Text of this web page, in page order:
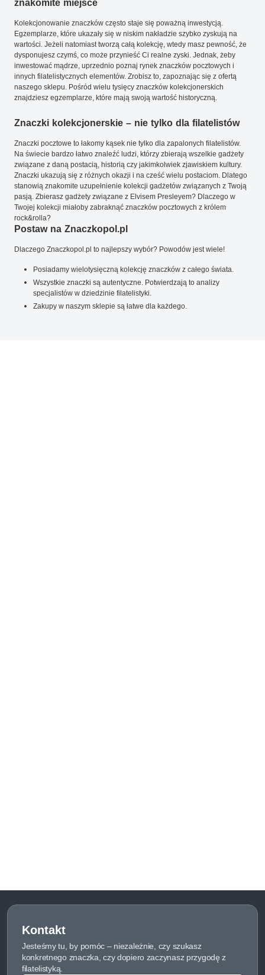
znakomite miejsce
Kolekcjonowanie znaczków często staje się poważną inwestycją.
Egzemplarze, które ukazały się w niskim nakładzie szybko zyskują na
wartości. Jeżeli natomiast tworzą całą kolekcję, wtedy masz pewność, że
dysponujesz czymś, co może przynieść Ci realne zyski. Jednak, żeby
inwestować mądrze, uprzednio poznaj rynek znaczków pocztowych i
innych filatelistycznych elementów. Zrobisz to, zapoznając się z ofertą
naszego sklepu. Pośród wielu tysięcy znaczków kolekcjonerskich
znajdziesz egzemplarze, które mają swoją wartość historyczną.
Znaczki kolekcjonerskie – nie tylko dla filatelistów
Znaczki pocztowe to łakomy kąsek nie tylko dla zapalonych filatelistów.
Na świecie bardzo łatwo znaleźć ludzi, którzy zbierają wszelkie gadżety
związane z daną postacią, historią czy jakimkolwiek zjawiskiem kultury.
Znaczki ukazują się z różnych okazji i na cześć wielu postaciom. Dlatego
stanowią znakomite uzupełnienie kolekcji gadżetów związanych z Twoją
pasją. Zbierasz gadżety związane z Elvisem Presleyem? Dlaczego w
Twojej kolekcji miałoby zabraknąć znaczków pocztowych z królem
rock&rolla?
Postaw na Znaczkopol.pl
Dlaczego Znaczkopol.pl to najlepszy wybór? Powodów jest wiele!
Posiadamy wielotysięczną kolekcję znaczków z całego świata.
Wszystkie znaczki są autentyczne. Potwierdzają to analizy
specjalistów w dziedzinie filatelistyki.
Zakupy w naszym sklepie są łatwe dla każdego.
Kontakt
Jesteśmy tu, by pomóc – niezależnie, czy szukasz
konkretnego znaczka, czy dopiero zaczynasz przygodę z
filatelistyką.